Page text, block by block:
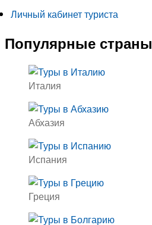
Личный кабинет туриста
Популярные страны
Италия
Абхазия
Испания
Греция